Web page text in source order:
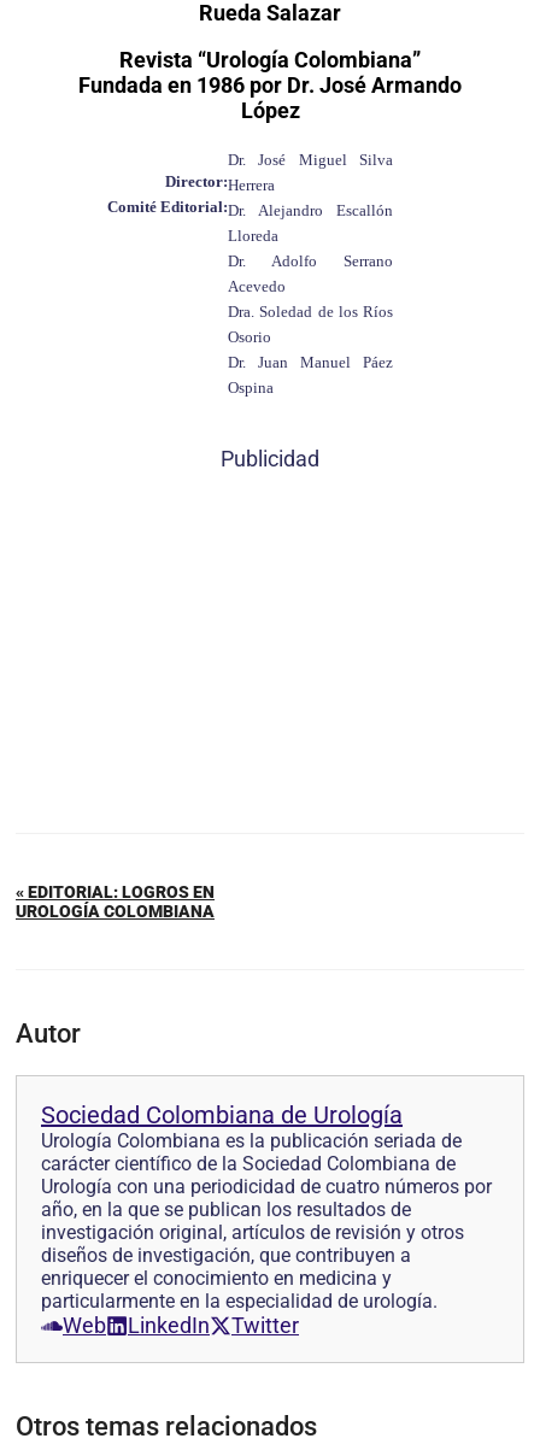
Rueda Salazar
Revista “Urología Colombiana”
Fundada en 1986 por Dr. José Armando
López
Director:
Comité Editorial:
Dr. José Miguel Silva
Herrera
Dr. Alejandro Escallón
Lloreda
Dr. Adolfo Serrano
Acevedo
Dra. Soledad de los Ríos
Osorio
Dr. Juan Manuel Páez
Ospina
Publicidad
« EDITORIAL: LOGROS EN
UROLOGÍA COLOMBIANA
Autor
Sociedad Colombiana de Urología
Urología Colombiana es la publicación seriada de
carácter científico de la Sociedad Colombiana de
Urología con una periodicidad de cuatro números por
año, en la que se pub­lican los resultados de
investigación original, artículos de revisión y otros
diseños de investi­gación, que contribuyen a
enriquecer el conocimiento en medicina y
particularmente en la especialidad de urología.
Web LinkedIn Twitter
Otros temas relacionados